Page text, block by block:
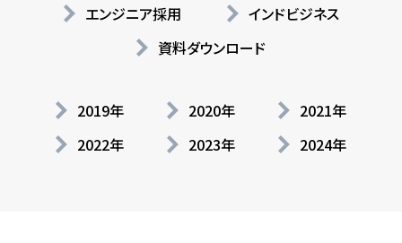
エンジニア採用
インドビジネス
資料ダウンロード
2019年 2020年
2021年
2022年
2023年 2024年